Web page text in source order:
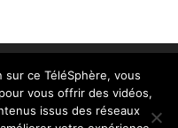
ce TéléSphère, vous
vous offrir des vidéos,
issus des réseaux